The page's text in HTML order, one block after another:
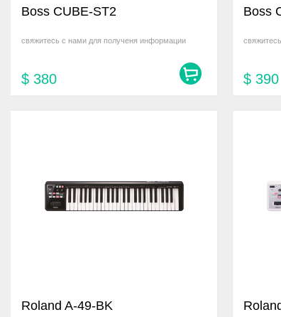
Boss CUBE-ST2
свяжитесь с нами для полученя информации
$ 380
Boss
$ 390
Roland A-49-BK